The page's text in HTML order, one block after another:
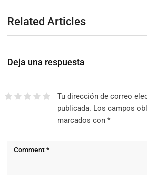
Related Articles
Deja una respuesta
Tu dirección de correo
publicada. Los campos
marcados con *